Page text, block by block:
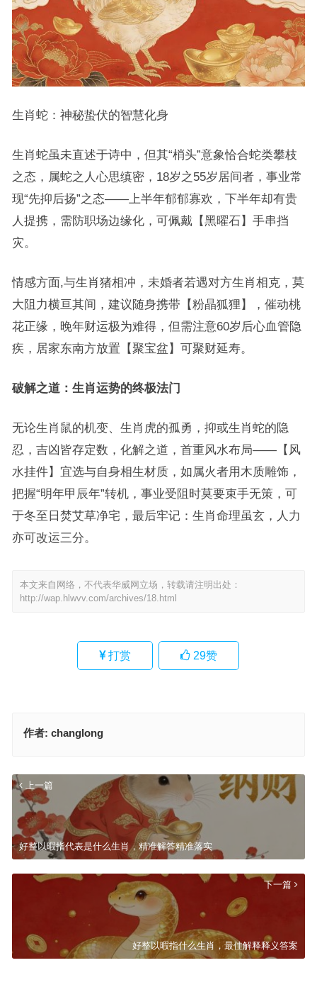
生肖蛇：神秘蛰伏的智慧化身
生肖蛇虽未直述于诗中，但其“梢头”意象恰合蛇类攀枝
之态，属蛇之人心思缜密，18岁之55岁居间者，事业常
现“先抑后扬”之态——上半年郁郁寡欢，下半年却有贵
人提携，需防职场边缘化，可佩戴【黑曜石】手串挡
灾。
情感方面,与生肖猪相冲，未婚者若遇对方生肖相克，莫
大阻力横亘其间，建议随身携带【粉晶狐狸】，催动桃
花正缘，晚年财运极为难得，但需注意60岁后心血管隐
疾，居家东南方放置【聚宝盆】可聚财延寿。
破解之道：生肖运势的终极法门
无论生肖鼠的机变、生肖虎的孤勇，抑或生肖蛇的隐
忍，吉凶皆存定数，化解之道，首重风水布局——【风
水挂件】宜选与自身相生材质，如属火者用木质雕饰，
把握“明年甲辰年”转机，事业受阻时莫要束手无策，可
于冬至日焚艾草净宅，最后牢记：生肖命理虽玄，人力
亦可改运三分。
本文来自网络，不代表华威网立场，转载请注明出处：
http://wap.hlwvv.com/archives/18.html
打赏 29赞
作者: changlong
上一篇
好整以暇指代表是什么生肖，精准解答精准落实
下一篇
好整以暇指什么生肖，最佳解释释义答案